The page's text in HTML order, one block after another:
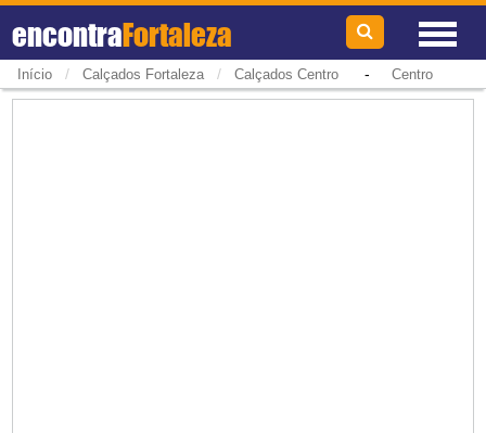
encontraFortaleza
Início / Calçados Fortaleza / Calçados Centro- Centro